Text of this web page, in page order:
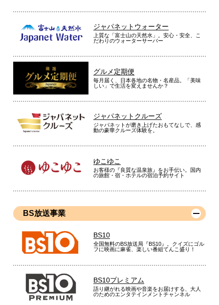
ジャパネットウォーター
上質な「富士山の天然水」。安心・安全、こ
だわりのウォーターサーバー
グルメ定期便
毎月届く、日本各地の名物・名産品。「美味
しい」で生活を変えませんか？
ジャパネットクルーズ
ジャパネットが磨き上げたおもてなしで、感
動の豪華クルーズ体験を。
ゆこゆこ
お客様の『良質な温泉旅』をお手伝い。国内
の旅館・宿・ホテルの宿泊予約サイト
BS放送事業
BS10
全国無料のBS放送局『BS10』。クイズにゴル
フに映画に麻雀、楽しい番組てんこ盛り！
BS10プレミアム
語り継がれる映画や音楽をお届けする、大人
のためのエンタテインメントチャンネル